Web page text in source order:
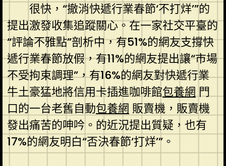
很快，“撤消快遞行業春節‘不打烊’”的
提出激發收集追蹤關心。在一家社交平臺的
“評論不雅點”剖析中，有51%的網友支撐快
遞行業春節放假，有11%的網友提出讓“市場
不受拘束調理”，有16%的網友對快遞行業
牛土豪猛地將信用卡插進咖啡館包養網門
口的一台老舊自動包養網 販賣機，販賣機
發出痛苦的呻吟。的近況提出質疑，也有
17%的網友明白“否決春節‘打烊’”。